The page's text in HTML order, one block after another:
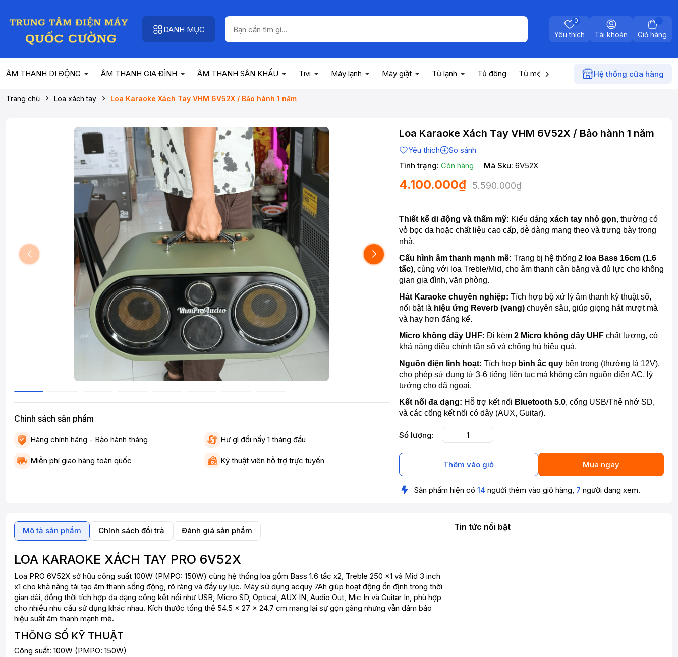
DANH MỤC
Yêu thích
0
Tài khoản Giỏ hàng
ÂM THANH DI ĐỘNG ÂM THANH GIA ĐÌNH ÂM THANH SÂN KHẤU Tivi Máy lạnh Máy giặt Tủ lạnh Tủ đông Tủ mát Máy nước nóng Điện gia
Hệ thống cửa hàng
Trang chủ Loa xách tay Loa Karaoke Xách Tay VHM 6V52X / Bảo hành 1 năm
Chinh sách sản phẩm
Hàng chính hãng - Bảo hành tháng Hư gì đổi nấy 1 tháng đầu
Miễn phí giao hàng toàn quốc Kỹ thuật viên hỗ trợ trực tuyến
Loa Karaoke Xách Tay VHM 6V52X / Bảo hành 1 năm
Yêu thích
So sánh
Tình trạng: Còn hàng Mã Sku: 6V52X
4.100.000₫ 5.590.000₫
Thiết kế di động và thẩm mỹ: Kiểu dáng xách tay nhỏ gọn, thường có
vỏ bọc da hoặc chất liệu cao cấp, dễ dàng mang theo và trưng bày trong
nhà.
Cấu hình âm thanh mạnh mẽ: Trang bị hệ thống 2 loa Bass 16cm (1.6
tấc), cùng với loa Treble/Mid, cho âm thanh cân bằng và đủ lực cho không
gian gia đình, văn phòng.
Hát Karaoke chuyên nghiệp: Tích hợp bộ xử lý âm thanh kỹ thuật số,
nổi bật là hiệu ứng Reverb (vang) chuyên sâu, giúp giọng hát mượt mà
và hay hơn đáng kể.
Micro không dây UHF: Đi kèm 2 Micro không dây UHF chất lượng, có
khả năng điều chỉnh tần số và chống hú hiệu quả.
Nguồn điện linh hoạt: Tích hợp bình ắc quy bên trong (thường là 12V),
cho phép sử dụng từ 3-6 tiếng liên tục mà không cần nguồn điện AC, lý
tưởng cho dã ngoại.
Kết nối đa dạng: Hỗ trợ kết nối Bluetooth 5.0, cổng USB/Thẻ nhớ SD,
và các cổng kết nối có dây (AUX, Guitar).
Số lượng:
Thêm vào giỏ Mua ngay
Sản phẩm hiện có 14 người thêm vào giỏ hàng, 7 người đang xem.
Mô tả sản phẩm Chính sách đổi trả Đánh giá sản phẩm
LOA KARAOKE XÁCH TAY PRO 6V52X
Loa PRO 6V52X sở hữu công suất 100W (PMPO: 150W) cùng hệ thống loa gồm Bass 1.6 tấc x2, Treble 250 x1 và Mid 3 inch
x1 cho khả năng tái tạo âm thanh sống động, rõ ràng và đầy uy lực. Máy sử dụng acquy 7Ah giúp hoạt động ổn định trong thời
gian dài, đồng thời tích hợp đa dạng cổng kết nối như USB, Micro SD, Optical, AUX IN, Audio Out, Mic In và Guitar In, phù hợp
cho nhiều nhu cầu sử dụng khác nhau. Kích thước tổng thể 54.5 × 27 × 24.7 cm mang lại sự gọn gàng nhưng vẫn đảm bảo
hiệu suất âm thanh mạnh mẽ.
THÔNG SỐ KỸ THUẬT
Công suất: 100W (PMPO: 150W)
Tin tức nổi bật